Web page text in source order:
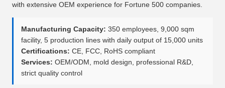
with extensive OEM experience for Fortune 500 companies.
Manufacturing Capacity: 350 employees, 9,000 sqm
facility, 5 production lines with daily output of 15,000 units
Certifications: CE, FCC, RoHS compliant
Services: OEM/ODM, mold design, professional R&D,
strict quality control